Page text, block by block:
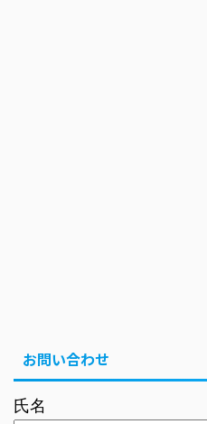
お問い合わせ
氏名